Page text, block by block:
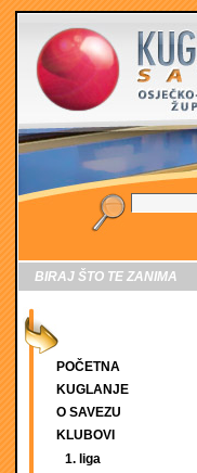
BIRAJ ŠTO TE ZANIMA
POČETNA
KUGLANJE
O SAVEZU
KLUBOVI
1. liga